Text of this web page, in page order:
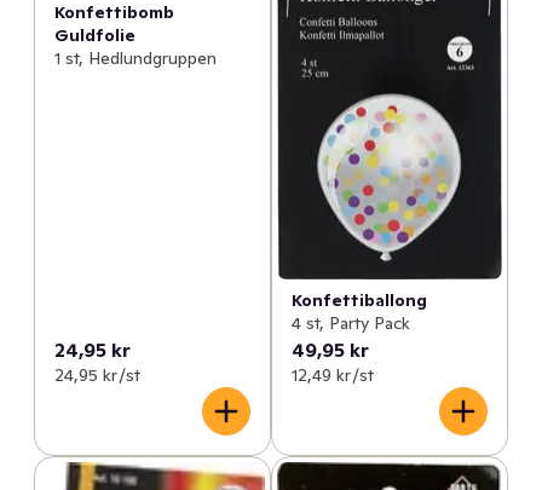
Konfettibomb
Guldfolie
1 st, Hedlundgruppen
24,95 kr
24,95 kr /st
Konfettiballong
4 st, Party Pack
49,95 kr
12,49 kr /st